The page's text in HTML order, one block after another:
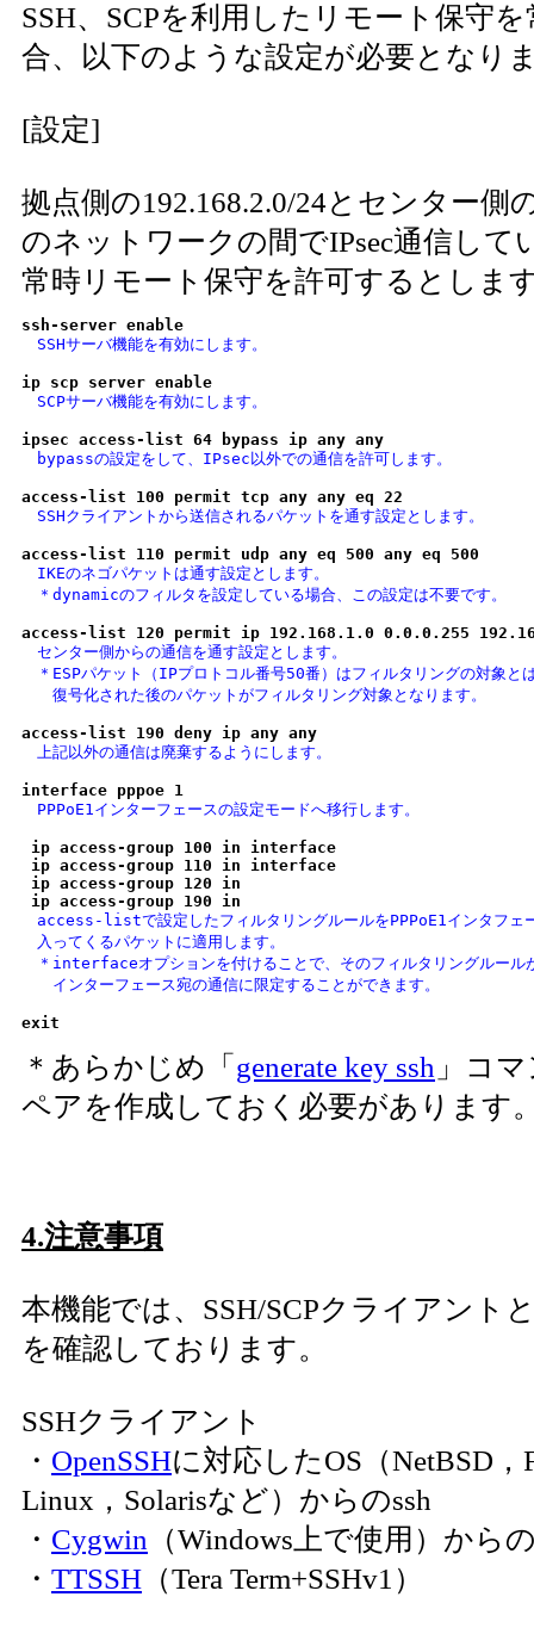
SSH、SCPを利用したリモート保守
合、以下のような設定が必要となり
[設定]
拠点側の192.168.2.0/24とセンター側
のネットワークの間でIPsec通信して
常時リモート保守を許可するとしま
ssh-server enable
SSHサーバ機能を有効にします。
ip scp server enable
SCPサーバ機能を有効にします。
ipsec access-list 64 bypass ip any any
bypassの設定をして、IPsec以外での通信を許可します。
access-list 100 permit tcp any any eq 22
SSHクライアントから送信されるパケットを通す設定とします。
access-list 110 permit udp any eq 500 any eq 500
IKEのネゴパケットは通す設定とします。
＊dynamicのフィルタを設定している場合、この設定は不要です。
access-list 120 permit ip 192.168.1.0 0.0.0.255
センター側からの通信を通す設定とします。
＊ESPパケット（IPプロトコル番号50番）はフィルタリングの対象と
復号化された後のパケットがフィルタリング対象となります。
access-list 190 deny ip any any
上記以外の通信は廃棄するようにします。
interface pppoe 1
PPPoE1インターフェースの設定モードへ移行します。
ip access-group 100 in interface
ip access-group 110 in interface
ip access-group 120 in
ip access-group 190 in
access-listで設定したフィルタリングルールをPPPoE1インタフェ
入ってくるパケットに適用します。
＊interfaceオプションを付けることで、そのフィルタリングルール
インターフェース宛の通信に限定することができます。
exit
＊あらかじめ「 generate key ssh 」コ
ペアを作成しておく必要があります
4.注意事項
本機能では、SSH/SCPクライアント
を確認しております。
SSHクライアント
・ OpenSSHに対応したOS（NetBSD，
Linux，Solarisなど）からのssh
・ Cygwin （Windows上で使用）から
・ TTSSH （Tera Term+SSHv1）